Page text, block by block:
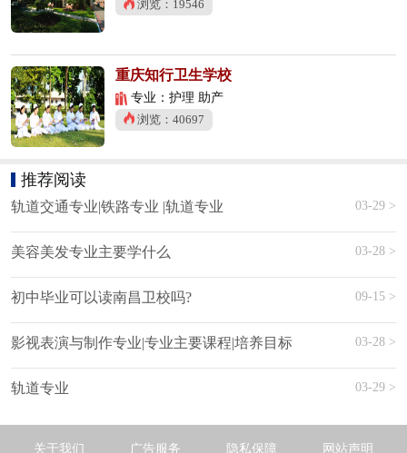
浏览：19546
重庆知行卫生学校
专业：护理 助产
浏览：40697
推荐阅读
轨道交通专业|铁路专业 |轨道专业 03-29 >
美容美发专业主要学什么 03-28 >
初中毕业可以读南昌卫校吗? 09-15 >
影视表演与制作专业|专业主要课程|培养目标 03-28 >
轨道专业 03-29 >
关于我们 广告服务 隐私保障 网站声明